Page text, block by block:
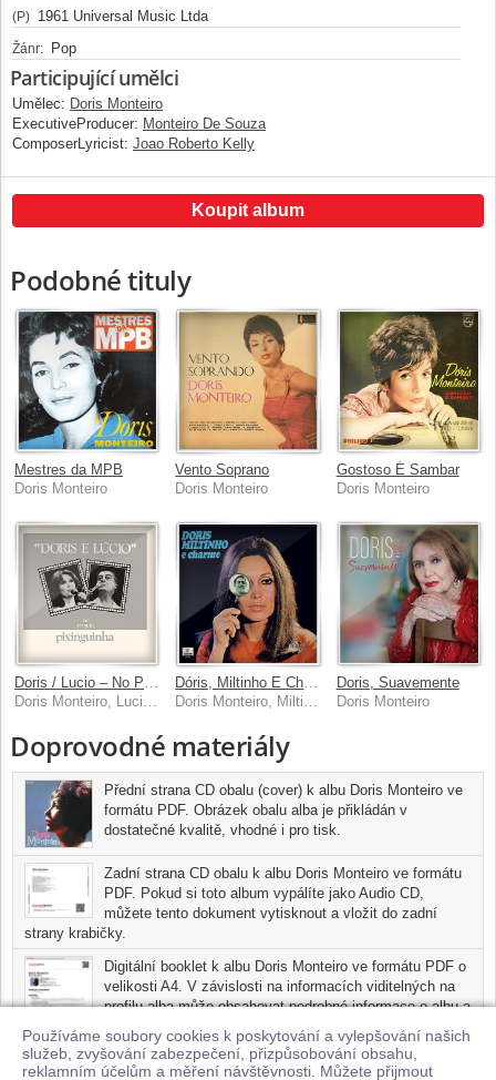
Používáme soubory cookies k poskytování a vylepšování našich
služeb, zvyšování zabezpečení, přizpůsobování obsahu,
reklamním účelům a měření návštěvnosti. Můžete přijmout
(P) 1961 Universal Music Ltda
Žánr: Pop
Participující umělci
Umělec: Doris Monteiro
ExecutiveProducer: Monteiro De Souza
ComposerLyricist: Joao Roberto Kelly
Koupit album
Podobné tituly
Mestres da MPB
Doris Monteiro
Vento Soprano
Doris Monteiro
Gostoso É Sambar
Doris Monteiro
Doris / Lucio – No Projeto Pixinguinha
Doris Monteiro, Lucio Alves
Dóris, Miltinho E Charme
Doris Monteiro, Miltinho
Doris, Suavemente
Doris Monteiro
Doprovodné materiály
Přední strana CD obalu (cover) k albu Doris Monteiro ve
formátu PDF. Obrázek obalu alba je přikládán v
dostatečné kvalitě, vhodné i pro tisk.
Zadní strana CD obalu k albu Doris Monteiro ve formátu
PDF. Pokud si toto album vypálíte jako Audio CD,
můžete tento dokument vytisknout a vložit do zadní
strany krabičky.
Digitální booklet k albu Doris Monteiro ve formátu PDF o
velikosti A4. V závislosti na informacích viditelných na
profilu alba může obsahovat podrobné informace o albu a
jednotlivých skladbách, včetně seznamu participujících
umělců, přesného data a místa nahrání pro každou ze
skladeb. Digitální booklet je tisknutelnou variantou profilu alba.